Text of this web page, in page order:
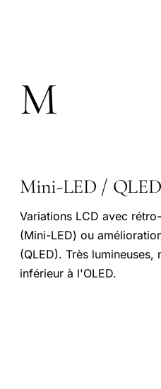
M
Mini-LED / QLED
Variations LCD avec
(Mini-LED) ou
(QLED). Très
inférieur à l'OLED.